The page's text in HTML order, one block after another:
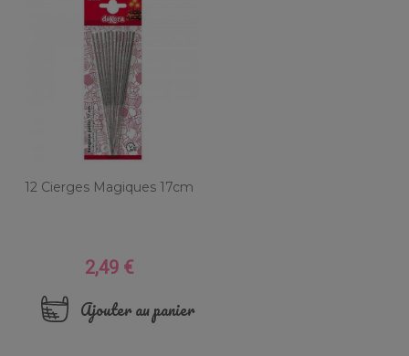
12 Cierges Magiques 17cm
Prix
2,49 €
Ajouter au panier